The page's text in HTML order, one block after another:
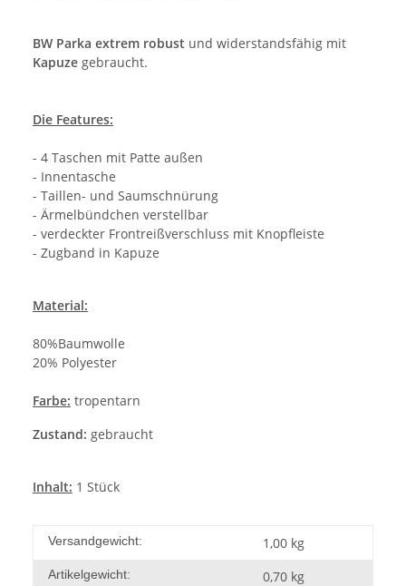
BW Parka extrem robust und widerstandsfähig mit
Kapuze gebraucht.
Die Features:
- 4 Taschen mit Patte außen
- Innentasche
- Taillen- und Saumschnürung
- Ärmelbündchen verstellbar
- verdeckter Frontreißverschluss mit Knopfleiste
- Zugband in Kapuze
Material:
80%Baumwolle
20% Polyester
Farbe: tropentarn
Zustand: gebraucht
Inhalt: 1 Stück
Versandgewicht: 1,00 kg
Artikelgewicht: 0,70 kg